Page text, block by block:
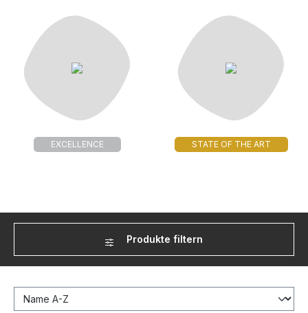
EXCELLENCE STATE OF THE ART
Produkte filtern